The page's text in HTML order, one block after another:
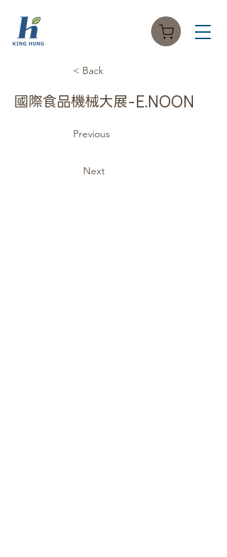
< Back
國際食品機械大展-E.NOON
Previous
Next